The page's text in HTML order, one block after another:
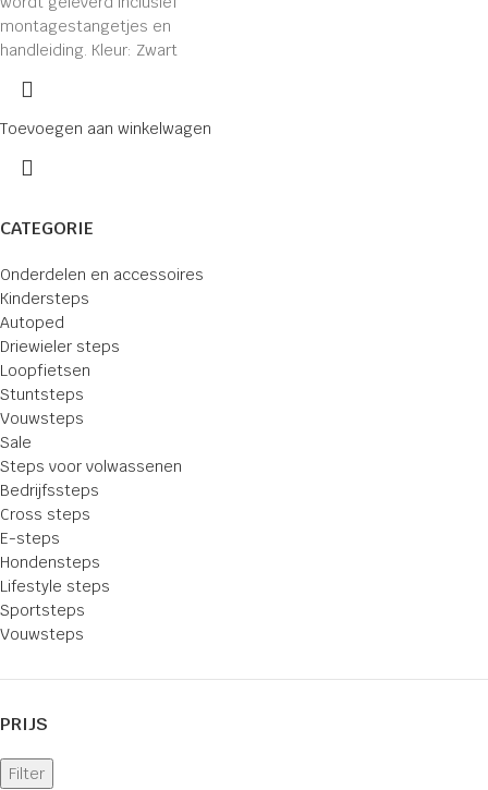
CATEGORIE
Onderdelen en accessoires
Kindersteps
Autoped
Driewieler steps
Loopfietsen
Stuntsteps
Vouwsteps
Sale
Steps voor volwassenen
Bedrijfssteps
Cross steps
E-steps
Hondensteps
Lifestyle steps
Sportsteps
Vouwsteps
PRIJS
Filter
montagestangetjes en
handleiding. Kleur: Zwart
Toevoegen aan winkelwagen